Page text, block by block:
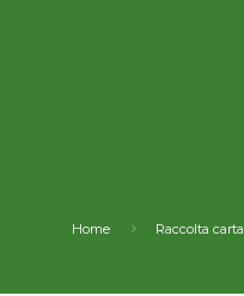
Home Raccolta carta